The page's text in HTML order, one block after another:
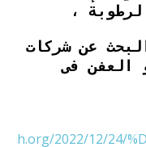
،
عن شركات
العفن فى
2022/12/24/